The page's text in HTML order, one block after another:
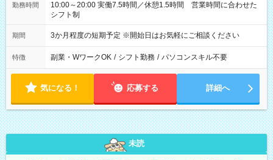
勤務時間
10:00～20:00 実働7.5時間／休憩1.5時間 営業時間に合わせた
シフト制
期間 3か月程度の短期予定 ※開始日はお気軽にご相談ください
特徴 副業・WワークOK / シフト勤務 / パソコンスキル不要
気になる！ 応募する 詳細へ
未読